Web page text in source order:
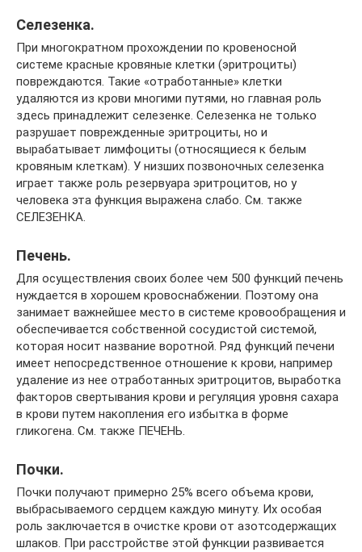
Селезенка.
При многократном прохождении по кровеносной
системе красные кровяные клетки (эритроциты)
повреждаются. Такие «отработанные» клетки
удаляются из крови многими путями, но главная роль
здесь принадлежит селезенке. Селезенка не только
разрушает поврежденные эритроциты, но и
вырабатывает лимфоциты (относящиеся к белым
кровяным клеткам). У низших позвоночных селезенка
играет также роль резервуара эритроцитов, но у
человека эта функция выражена слабо. См. также
СЕЛЕЗЕНКА.
Печень.
Для осуществления своих более чем 500 функций печень
нуждается в хорошем кровоснабжении. Поэтому она
занимает важнейшее место в системе кровообращения и
обеспечивается собственной сосудистой системой,
которая носит название воротной. Ряд функций печени
имеет непосредственное отношение к крови, например
удаление из нее отработанных эритроцитов, выработка
факторов свертывания крови и регуляция уровня сахара
в крови путем накопления его избытка в форме
гликогена. См. также ПЕЧЕНЬ.
Почки.
Почки получают примерно 25% всего объема крови,
выбрасываемого сердцем каждую минуту. Их особая
роль заключается в очистке крови от азотсодержащих
шлаков. При расстройстве этой функции развивается